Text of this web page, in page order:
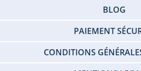
BLOG
PAIEMENT
CONDITIONS